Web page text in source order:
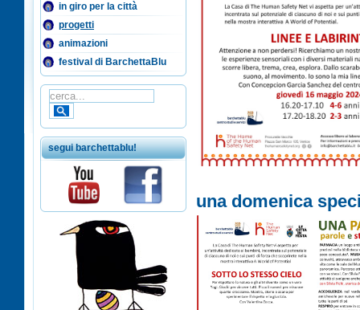
in giro per la città
progetti
animazioni
festival di BarchettaBlu
segui barchettablu!
una domenica